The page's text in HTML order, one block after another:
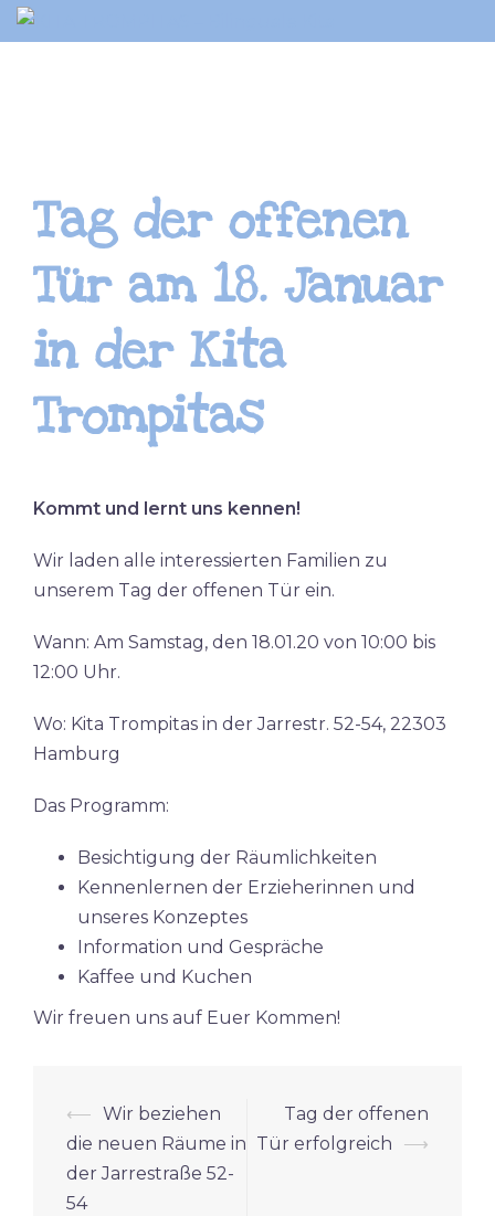
Springe
zum
Tag der offenen
Tür am 18. Januar
in der Kita
Trompitas
Kommt und lernt uns kennen!
Wir laden alle interessierten Familien zu
unserem Tag der offenen Tür ein.
Wann: Am Samstag, den 18.01.20 von 10:00 bis
12:00 Uhr.
Wo: Kita Trompitas in der Jarrestr. 52-54, 22303
Hamburg
Das Programm:
Besichtigung der Räumlichkeiten
Kennenlernen der Erzieherinnen und
unseres Konzeptes
Information und Gespräche
Kaffee und Kuchen
Wir freuen uns auf Euer Kommen!
Beitrags-
Navigation
⟵ Wir beziehen
die neuen Räume in
der Jarrestraße 52-
54
Tag der offenen
Tür erfolgreich
⟶